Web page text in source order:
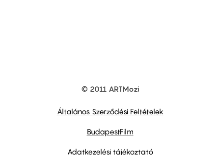
© 2011 ARTMozi
Általános Szerződési Feltételek
BudapestFilm
Adatkezelési tájékoztató